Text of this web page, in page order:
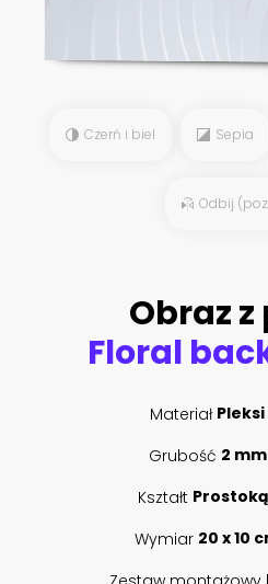
Czerń i biel Sepia
Odbij
Obraz
Floral
Materiał Pleksi
Grubość 2 mm
Kształt
Wymiar 20 x 10